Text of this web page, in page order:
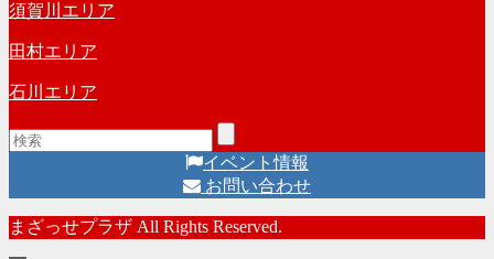
須賀川エリア
田村エリア
石川エリア
イベント情報
お問い合わせ
まざっせプラザ All Rights Reserved.